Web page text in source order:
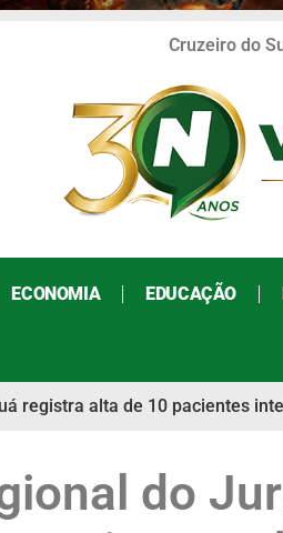
Cruzeiro do
ECONOMIA EDUCAÇÃO
registra alta de 10 pacientes
do